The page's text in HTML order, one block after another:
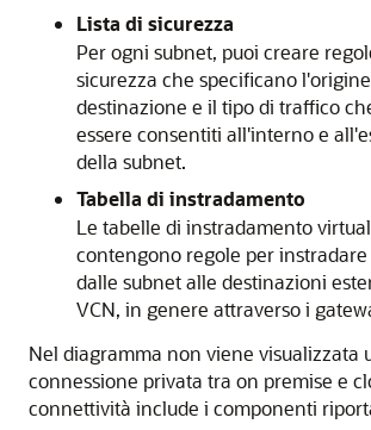
Lista di sicurezza
Per ogni subnet, puoi creare
sicurezza che specificano
destinazione e il tipo di traffico
essere consentiti all'interno e
della subnet.
Tabella di instradamento
Le tabelle di instradamento
contengono regole per
dalle subnet alle destinazioni
VCN, in genere attraverso i
Nel diagramma non viene visualizzata
connessione privata tra on premise e
connettività include i componenti